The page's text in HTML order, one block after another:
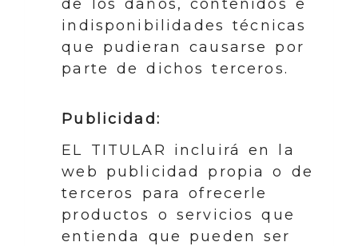
de los daños, contenidos e
indisponibilidades técnicas
que pudieran causarse por
parte de dichos terceros.
Publicidad:
EL TITULAR incluirá en la
web publicidad propia o de
terceros para ofrecerle
productos o servicios que
entienda que pueden ser